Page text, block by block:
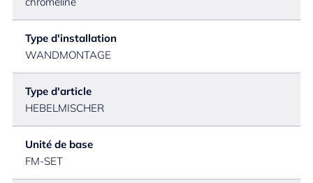
Type d'installation
WANDMONTAGE
Type d'article
HEBELMISCHER
Unité de base
FM-SET